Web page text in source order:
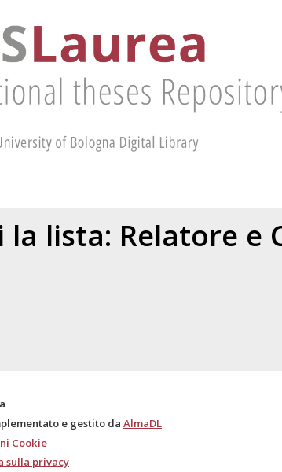
la lista: Relatore e
e gestito da AlmaDL
Cookie
sulla privacy